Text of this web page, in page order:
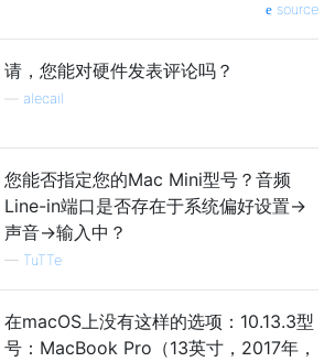
source
请，您能对硬件发表评论吗？
alecail
您能否指定您的Mac Mini型号？音频
Line-in端口是否存在于系统偏好设置->
声音->输入中？
— TuTTe
在macOS上没有这样的选项：10.13.3型
号：MacBook Pro（13英寸，2017年，